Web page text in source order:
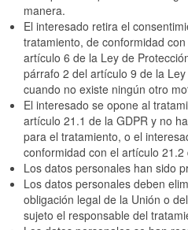
manera.
El interesado retira el
tratamiento, de conformidad
artículo 6 de la Ley de
párrafo 2 del artículo 9 de la
cuando no existe ningún otro
El interesado se opone al
artículo 21.1 de la GDPR y no
para el tratamiento, o el
conformidad con el artículo 21.2
Los datos personales han sido
Los datos personales deben
obligación legal de la Unión o
sujeto el responsable del